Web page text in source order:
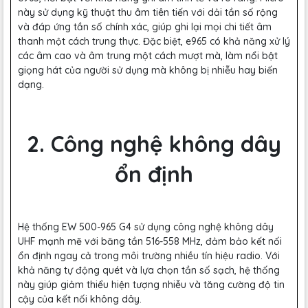
này sử dụng kỹ thuật thu âm tiên tiến với dải tần số rộng
và đáp ứng tần số chính xác, giúp ghi lại mọi chi tiết âm
thanh một cách trung thực. Đặc biệt, e965 có khả năng xử lý
các âm cao và âm trung một cách mượt mà, làm nổi bật
giọng hát của người sử dụng mà không bị nhiễu hay biến
dạng.
2. Công nghệ không dây
ổn định
Hệ thống EW 500-965 G4 sử dụng công nghệ không dây
UHF mạnh mẽ với băng tần 516-558 MHz, đảm bảo kết nối
ổn định ngay cả trong môi trường nhiều tín hiệu radio. Với
khả năng tự động quét và lựa chọn tần số sạch, hệ thống
này giúp giảm thiểu hiện tượng nhiễu và tăng cường độ tin
cậy của kết nối không dây.